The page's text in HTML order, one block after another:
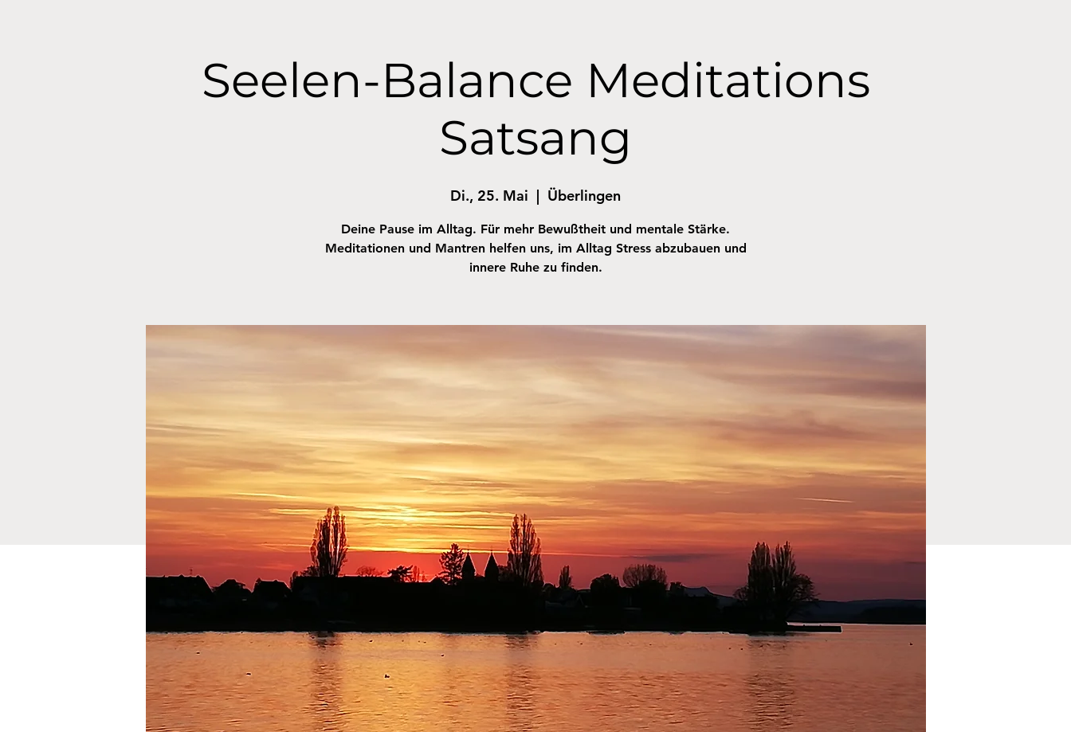
Seelen-Balance Meditations
Satsang
Di., 25. Mai
  |
Überlingen
Deine Pause im Alltag. Für mehr Bewußtheit und mentale Stärke.
Meditationen und Mantren helfen uns, im Alltag Stress abzubauen und
innere Ruhe zu finden.